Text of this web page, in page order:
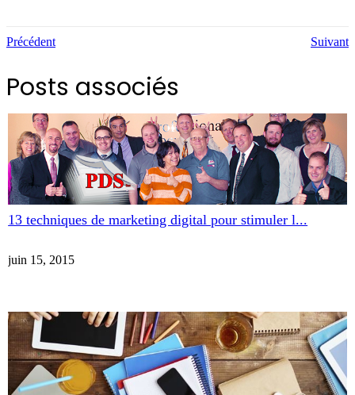
Précédent Suivant
Posts associés
13 techniques de marketing digital pour stimuler l...
juin 15, 2015